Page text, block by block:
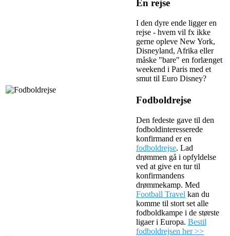
En rejse
I den dyre ende ligger en
rejse - hvem vil fx ikke
gerne opleve New York,
Disneyland, Afrika eller
måske "bare" en forlænget
weekend i Paris med et
smut til Euro Disney?
Fodboldrejse
Den fedeste gave til den
fodboldinteresserede
konfirmand er en
fodboldrejse. Lad
drømmen gå i opfyldelse
ved at give en tur til
konfirmandens
drømmekamp. Med
Football Travel kan du
komme til stort set alle
fodboldkampe i de største
ligaer i Europa. Bestil
fodboldrejsen her >>